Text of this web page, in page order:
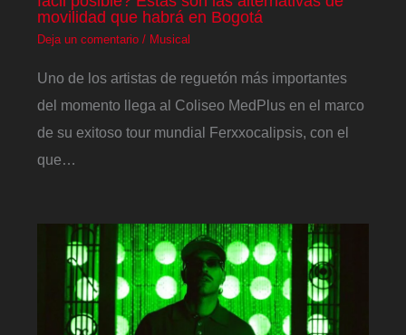
movilidad que habrá en Bogotá
Deja un comentario / Musical
Uno de los artistas de reguetón más importantes
del momento llega al Coliseo MedPlus en el marco
de su exitoso tour mundial Ferxxocalipsis, con el
que…